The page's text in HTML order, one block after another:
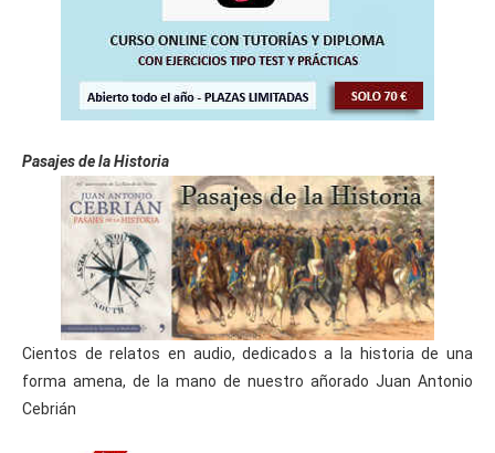
Pasajes de la Historia
Cientos de relatos en audio, dedicados a la historia de una
forma amena, de la mano de nuestro añorado Juan Antonio
Cebrián